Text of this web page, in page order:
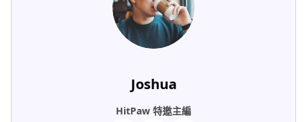
Joshua
HitPaw 特邀主編